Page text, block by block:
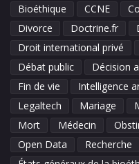
Bioéthique
CCNE
Divorce
Doctrine.fr
Droit international privé
Débat public
Décision
Fin de vie
Intelligence
Legaltech
Mariage
Mort
Médecin
Open Data
Recherche